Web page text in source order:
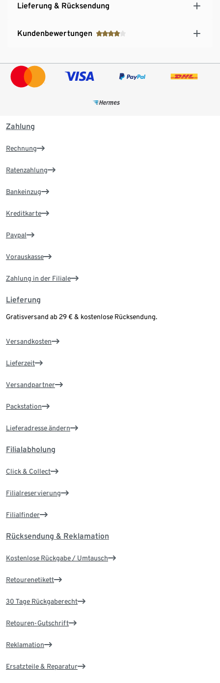
Lieferung & Rücksendung
Kundenbewertungen
Zahlung
Rechnung
Ratenzahlung
Bankeinzug
Kreditkarte
Paypal
Vorauskasse
Zahlung in der Filiale
Lieferung
Gratisversand ab 29 € & kostenlose Rücksendung.
Versandkosten
Lieferzeit
Versandpartner
Packstation
Lieferadresse ändern
Filialabholung
Click & Collect
Filialreservierung
Filialfinder
Rücksendung & Reklamation
Kostenlose Rückgabe / Umtausch
Retourenetikett
30 Tage Rückgaberecht
Retouren-Gutschrift
Reklamation
Ersatzteile & Reparatur